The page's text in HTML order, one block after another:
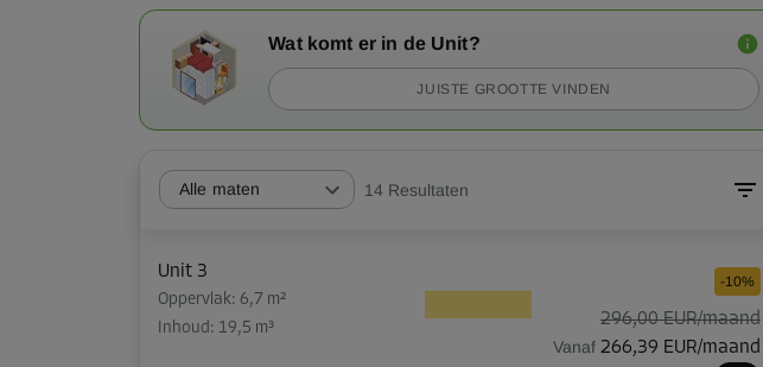
Wat komt er in de Unit?
JUISTE GROOTTE VINDEN
Alle maten 14 Resultaten
Unit 3
Oppervlak: 6,7 m²
Inhoud: 19,5 m³
-10%
296,00 EUR/maand
Vanaf 266,39 EUR/maand